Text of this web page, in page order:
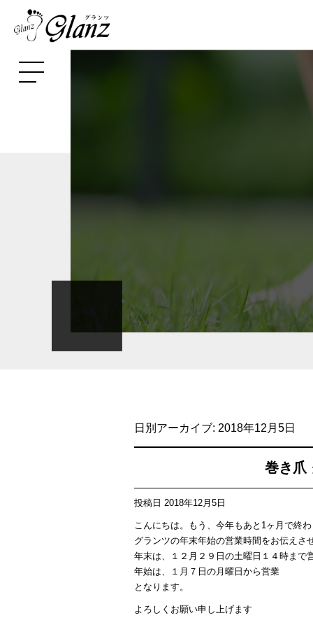
日別アーカイブ: 2018年12月5日
巻き爪
投稿日 2018年12月5日
こんにちは。もう、今年もあと1ヶ月で終わ
グランツの年末年始の営業時間をお伝えさ
年末は、１２月２９日の土曜日１４時まで
年始は、１月７日の月曜日から営業
となります。
よろしくお願い申し上げます